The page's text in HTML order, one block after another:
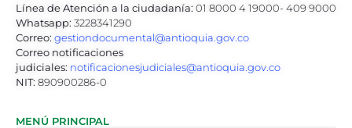
Línea de Atención a la ciudadanía: 01 8000 4 19000- 409 9000
Whatsapp: 3228341290
Correo: gestiondocumental@antioquia.gov.co
Correo notificaciones
judiciales: notificacionesjudiciales@antioquia.gov.co
NIT: 890900286-0
MENÚ PRINCIPAL